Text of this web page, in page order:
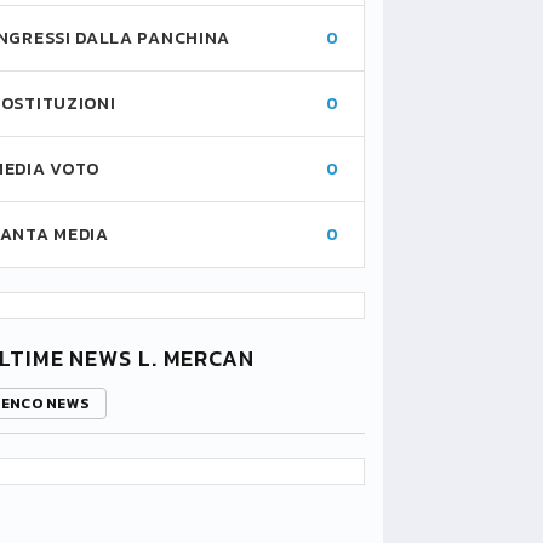
DALLA PANCHINA 0
0
VOTO 0
MEDIA 0
NEWS L. MERCAN
NEWS